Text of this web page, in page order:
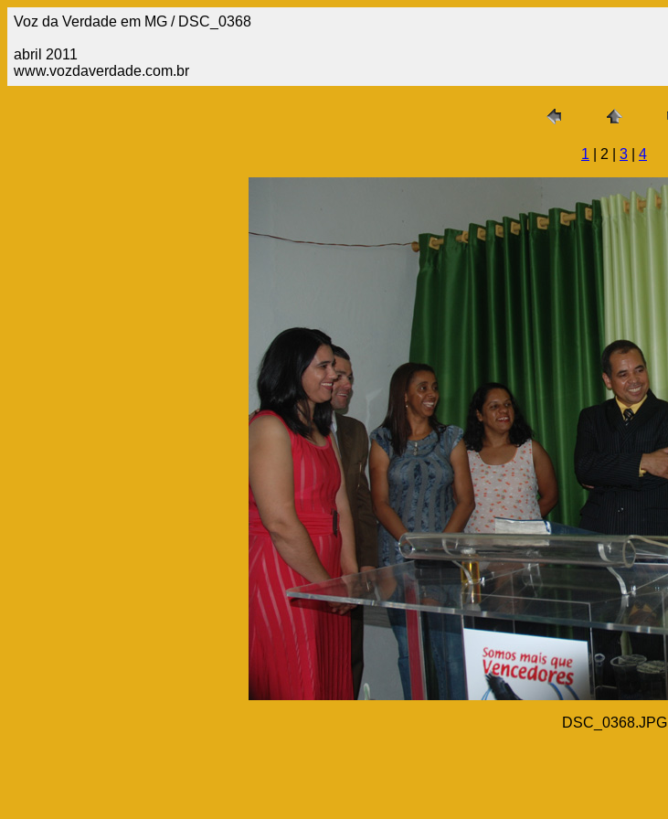
Voz da Verdade em MG / DSC_0368
abril 2011
www.vozdaverdade.com.br
1 | 2 | 3 4
DSC_0368.JPG